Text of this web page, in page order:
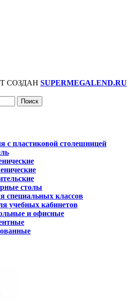
СОЗДАН SUPERMEGALEND.RU
Поиск
столы
специальных классов
учебных кабинетов
и офисные